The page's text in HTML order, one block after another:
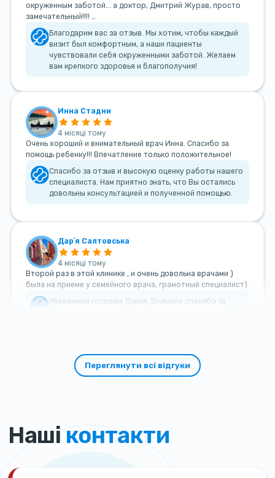
окруженным заботой... а доктор, Дмитрий Журав, просто
замечательный!!!! …
Благодарим вас за отзыв. Мы хотим, чтобы каждый
визит был комфортным, а наши пациенты
чувствовали себя окруженными заботой. Желаем
вам крепкого здоровья и благополучия!
Инна Стадни
4 місяці тому
Очень хороший и внимательный врач Инна. Спасибо за
помощь ребенку!!! Впечатление только положительное!
Спасибо за отзыв и высокую оценку работы нашего
специалиста. Нам приятно знать, что Вы остались
довольны консультацией и полученной помощью.
Дарʼя Салтовська
4 місяці тому
Второй раз в этой клинике , и очень довольна врачами )
была на приеме у семейного врача, грамотный специалист)
Уважаемая госпожа Дарья, Большое спасибо за
Переглянути всі відгуки
Наші контакти